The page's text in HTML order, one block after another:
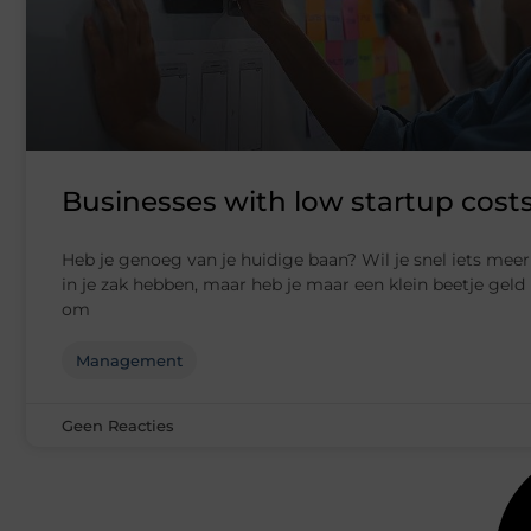
Businesses with low startup
Heb je genoeg van je huidige baan? Wil je snel iets meer
in je zak hebben, maar heb je maar een klein beetje geld
om
Management
Geen Reacties